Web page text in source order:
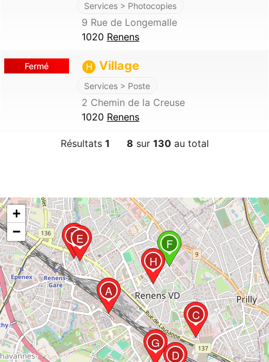
Services > Photocopies
9 Rue de Longemalle
1020 Renens
Fermé H Village
Services > Poste
2 Chemin de la Creuse
1020 Renens
Résultats 1 8 sur 130au total
A
B
C
D
E F
G
H
+
−